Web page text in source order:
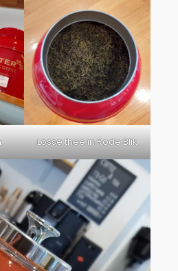
Losse thee in Rode Blik